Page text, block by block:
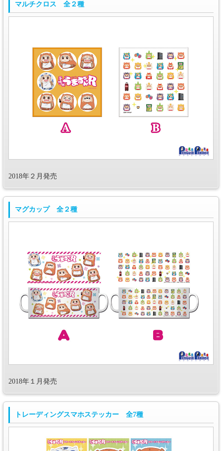
マルチクロス 全２種
2018年２月発売
マグカップ 全２種
2018年１月発売
トレーディングスマホステッカー 全7種